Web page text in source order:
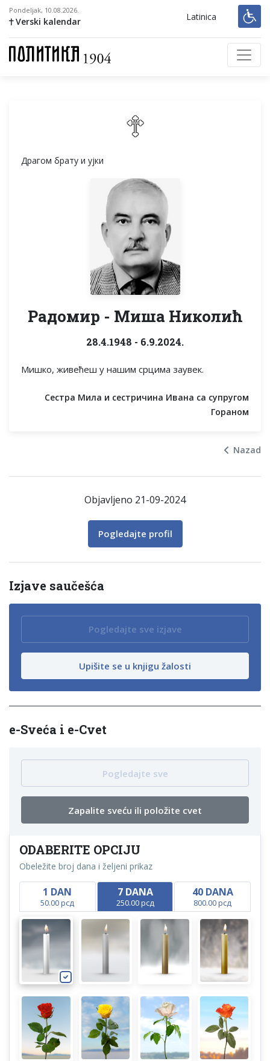
Pondeljak, 10.08.2026.
Verski kalendar Latinica
Драгом брату и ујки
Радомир - Миша Николић
28.4.1948 - 6.9.2024.
Мишко, живећеш у нашим срцима заувек.
Сестра Мила и сестричина Ивана са супругом
Гораном
Nazad
Objavljeno 21-09-2024
Pogledajte profil
Izjave saučešća
Pogledajte sve izjave
Upišite se u knjigu žalosti
е-Sveća i e-Cvet
Pogledajte sve
Zapalite sveću ili položite cvet
ODABERITE OPCIJU
Obeležite broj dana i željeni prikaz
1 DAN
50.00 рсд
7 DANA
250.00 рсд
40 DANA
800.00 рсд